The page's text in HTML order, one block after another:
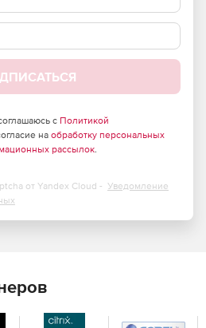
использоваться в нескольких
с Политикой
на обработку персональных
рассылок.
от Yandex Cloud - Уведомление